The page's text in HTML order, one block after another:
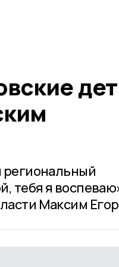
региональный
тебя я
Максим